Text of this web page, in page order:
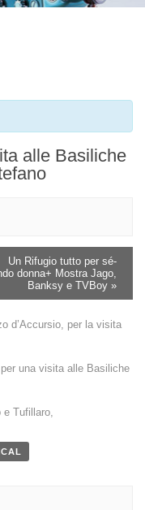
alle Basiliche
Un Rifugio tutto per sé-
donna+ Mostra Jago,
Banksy e TVBoy »
d’Accursio, per la visita
una visita alle Basiliche
Tufillaro,